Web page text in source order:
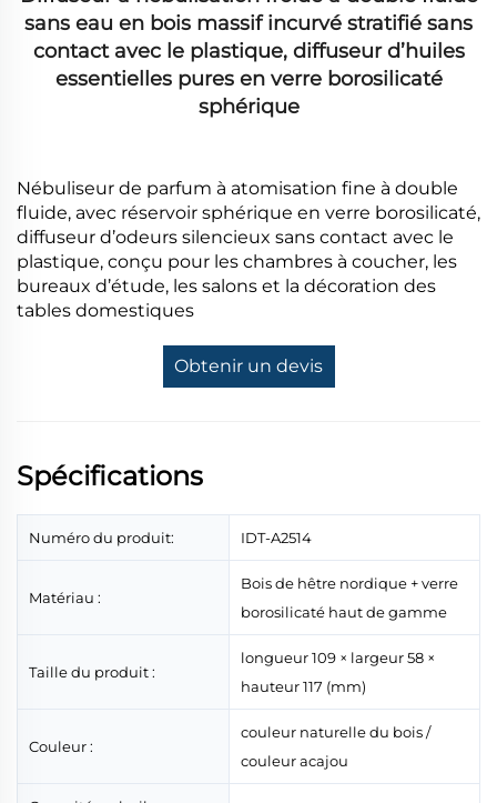
sans eau en bois massif incurvé stratifié sans
contact avec le plastique, diffuseur d’huiles
essentielles pures en verre borosilicaté
sphérique
Nébuliseur de parfum à atomisation fine à double
fluide, avec réservoir sphérique en verre borosilicaté,
diffuseur d’odeurs silencieux sans contact avec le
plastique, conçu pour les chambres à coucher, les
bureaux d’étude, les salons et la décoration des
tables domestiques
Obtenir un devis
Spécifications
Numéro du produit: IDT-A2514
Matériau :
Bois de hêtre nordique + verre
borosilicaté haut de gamme
Taille du produit :
longueur 109 × largeur 58 ×
hauteur 117 (mm)
Couleur :
couleur naturelle du bois /
couleur acajou